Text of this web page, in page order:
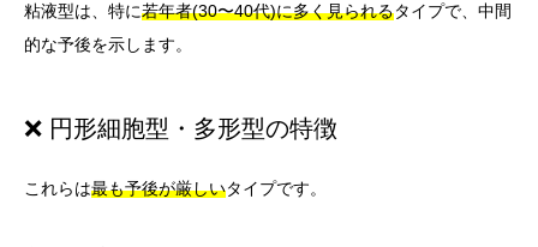
粘液型は、特に若年者(30〜40代)に多く見られるタイプで、中間
的な予後を示します。
❌ 円形細胞型・多形型の特徴
これらは最も予後が厳しいタイプです。